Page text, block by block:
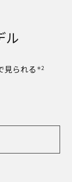
ル
見られる ＊2